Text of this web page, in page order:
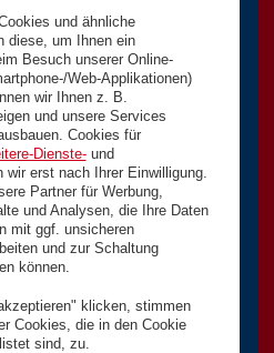
und ähnliche
diese, um Ihnen ein
Besuch unserer Online-
Web-Applikationen)
wir Ihnen z. B.
und unsere Services
Cookies für
Dienste-und
wir erst nach Ihrer Einwilligung.
Partner für Werbung,
und Analysen, die Ihre Daten
mit ggf. unsicheren
und zur Schaltung
können.
klicken, stimmen
Cookies, die in den Cookie
sind, zu.